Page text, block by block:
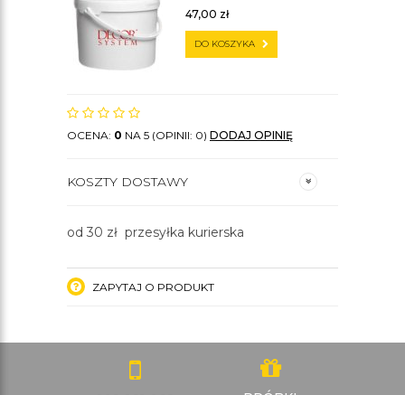
47,00 zł
DO KOSZYKA
OCENA: 0 NA 5 (OPINII: 0) DODAJ OPINIĘ
KOSZTY DOSTAWY
od 30 zł przesyłka kurierska
ZAPYTAJ O PRODUKT